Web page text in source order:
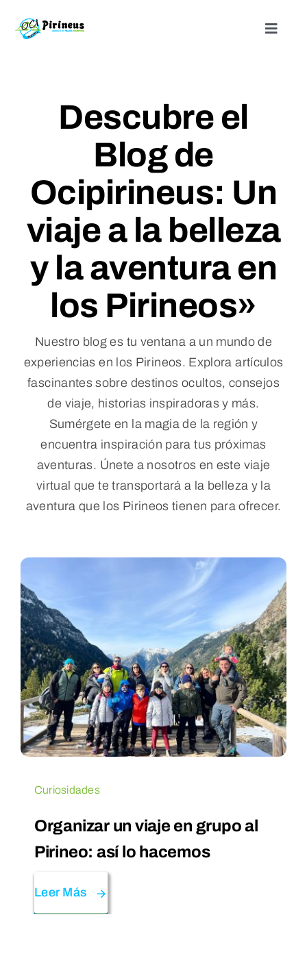
Toggle
Actividades
Nuestros alojamientos
¿Quienes somos?
Contacto
Reservar
WooCommerce Cart
WooCommerce My Account
Descubre el
Blog de
Ocipirineus: Un
viaje a la belleza
y la aventura en
los Pirineos»
Nuestro blog es tu ventana a un mundo de
experiencias en los Pirineos. Explora artículos
fascinantes sobre destinos ocultos, consejos
de viaje, historias inspiradoras y más.
Sumérgete en la magia de la región y
encuentra inspiración para tus próximas
aventuras. Únete a nosotros en este viaje
virtual que te transportará a la belleza y la
aventura que los Pirineos tienen para ofrecer.
Curiosidades
Organizar un viaje en grupo al
Pirineo: así lo hacemos
Leer Más